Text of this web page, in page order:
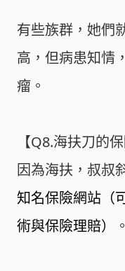
有些族群，她們
高，但病患知情
瘤。
【Q8.海扶刀的保
因為海扶，叔叔
知名保險網站（
術與保險理賠）
。